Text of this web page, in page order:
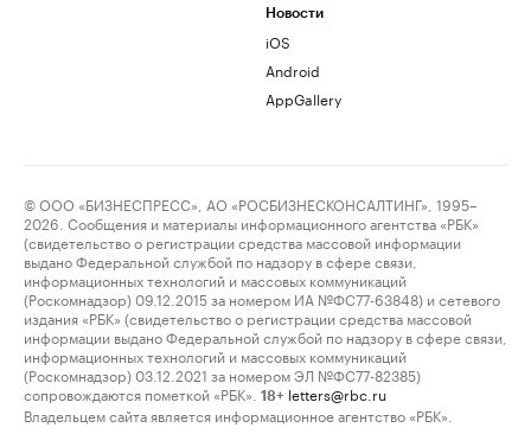
Новости
iOS
Android
AppGallery
© ООО «БИЗНЕСПРЕСС», АО «РОСБИЗНЕСКОНСАЛТИНГ», 1995–
2026. Сообщения и материалы информационного агентства «РБК»
(свидетельство о регистрации средства массовой информации
выдано Федеральной службой по надзору в сфере связи,
информационных технологий и массовых коммуникаций
(Роскомнадзор) 09.12.2015 за номером ИА №ФС77-63848) и сетевого
издания «РБК» (свидетельство о регистрации средства массовой
информации выдано Федеральной службой по надзору в сфере связи,
информационных технологий и массовых коммуникаций
(Роскомнадзор) 03.12.2021 за номером ЭЛ №ФС77-82385)
сопровождаются пометкой «РБК».
18+ letters@rbc.ru
Владельцем сайта является информационное агентство «РБК».